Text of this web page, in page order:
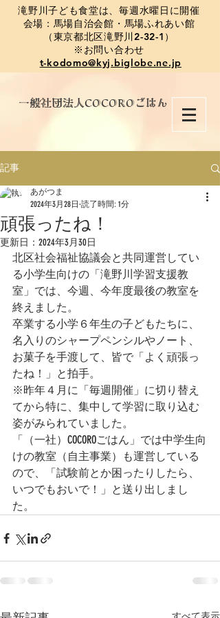
​滝野川子ども食堂は、毎週水曜日に開催
会場：馬場自治会館・馬場ふれあい館
（東京都北区滝野川2-32-1）
※お問い合わせ
t-kodomo@kyj.biglobe.ne.jp
​一般社団法人COCOROごはん
記事
頑張ったね！
あがつま
2024年3月28日 読了時間: 1分
更新日： 2024年3月30日
北区社会福祉協議会と共同運営してい
る小学生向けの「滝野川学習支援教
室」では、今週、今年度最後の教室を
終えました。
卒業する小学６年生の子どもたちに、
名入りのシャープペンシルやノート、
お菓子を手渡して、皆で「よく頑張っ
たね！」と拍手。
※昨年４月に「毎週開催」に切り替え
てから特に、集中して学習に取り込む
姿がみられていました。
「（一社）COCOROごはん」では中学生向
けの教室（自主事業）も運営している
ので、「試験前とか困ったりしたら、
いつでもおいで！」と送り出しまし
た。